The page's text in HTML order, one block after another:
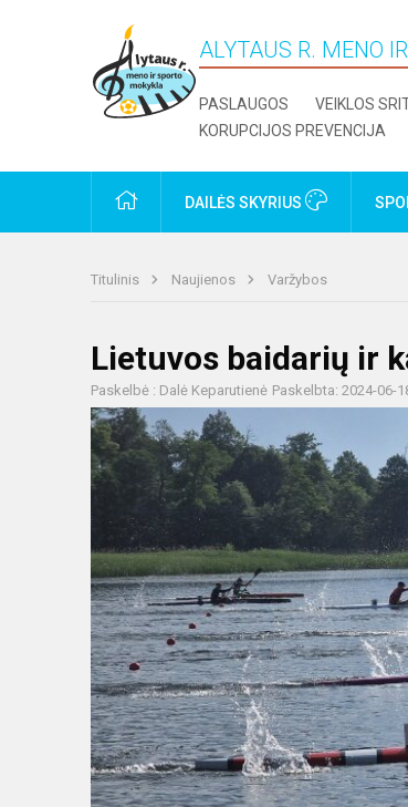
ALYTAUS R. MENO
PASLAUGOS VEIKLOS
KORUPCIJOS PREVENCIJA
PRADŽIADAILĖS SKYRIUS
Titulinis Naujienos Varžybos
Lietuvos baidarių ir
Paskelbė : Dalė Keparutienė Paskelbta: 2024-06-